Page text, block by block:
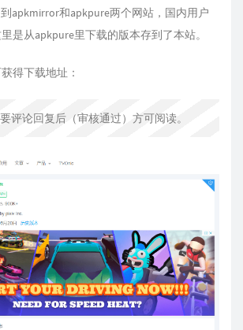
apkmirror和apkpure两个网站，国内用户
是从apkpure里下载的版本存到了本站。
得下载地址：
评论回复后（审核通过）方可阅读。